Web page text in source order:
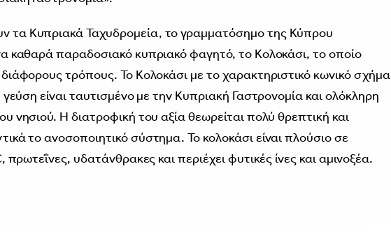
τα Κυπριακά Ταχυδρομεία, το γραμματόσημο της Κύπρου
καθαρά παραδοσιακό κυπριακό φαγητό, το Κολοκάσι, το οποίο
διάφορους τρόπους. Το Κολοκάσι με το χαρακτηριστικό κωνικό σχήμα
γεύση είναι ταυτισμένο με την Κυπριακή Γαστρονομία και ολόκληρη
νησιού. Η διατροφική του αξία θεωρείται πολύ θρεπτική και
το ανοσοποιητικό σύστημα. Το κολοκάσι είναι πλούσιο σε
πρωτεΐνες, υδατάνθρακες και περιέχει φυτικές ίνες και αμινοξέα.